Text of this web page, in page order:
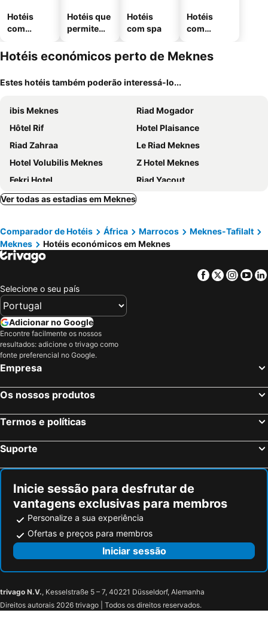
Hotéis
com
Hotéis que
permitem
Hotéis
com spa
Hotéis
com
mento
Hotéis económicos perto de Meknes
Estes hotéis também poderão interessá-lo...
ibis Meknes
Riad Mogador
Hôtel Rif
Hotel Plaisance
Riad Zahraa
Le Riad Meknes
Hotel Volubilis Meknes
Z Hotel Meknes
Fekri Hotel
Riad Yacout
Hotel Transatlantique
Riad Atika Mek
Riad Felloussia
Riad Hiba
Zaki
Zaki Suites & Spa
Ver todas as estadias em Meknes
Comparador de Hotéis África Marrocos
Meknes-Tafilalt
Meknes
Hotéis económicos em Meknes
Facebook
Twitter
Selecione o seu país
Adicionar no Google
Encontre facilmente os nossos
resultados: adicione o trivago como
fonte preferencial no Google.
Empresa
Os nossos produtos
Termos e políticas
Suporte
Inicie sessão para desfrutar de
vantagens exclusivas para membros
Personalize a sua experiência
Ofertas e preços para membros
Iniciar sessão
trivago N.V., Kesselstraße 5 – 7, 40221 Düsseldorf, Alemanha
Direitos autorais 2026 trivago | Todos os direitos reservados.